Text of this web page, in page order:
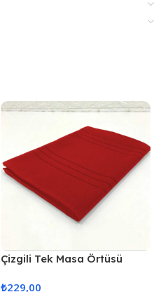
Çizgili Tek Masa Örtüsü
₺229,00